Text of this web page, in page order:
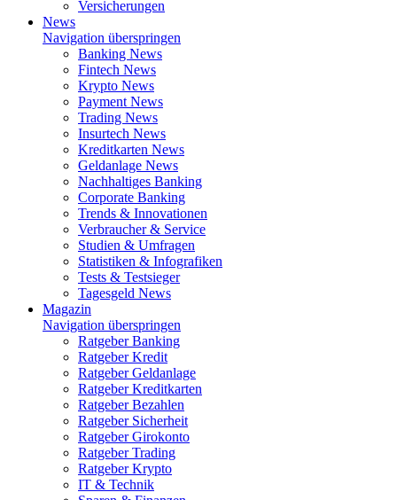
Versicherungen
News
Navigation überspringen
Banking News
Fintech News
Krypto News
Payment News
Trading News
Insurtech News
Kreditkarten News
Geldanlage News
Nachhaltiges Banking
Corporate Banking
Trends & Innovationen
Verbraucher & Service
Studien & Umfragen
Statistiken & Infografiken
Tests & Testsieger
Tagesgeld News
Magazin
Navigation überspringen
Ratgeber Banking
Ratgeber Kredit
Ratgeber Geldanlage
Ratgeber Kreditkarten
Ratgeber Bezahlen
Ratgeber Sicherheit
Ratgeber Girokonto
Ratgeber Trading
Ratgeber Krypto
IT & Technik